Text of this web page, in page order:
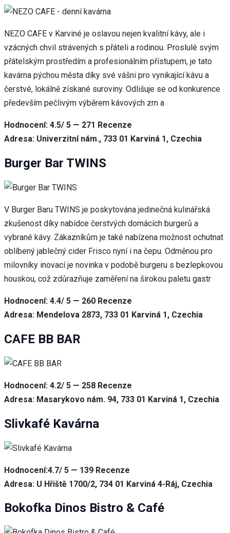
NEZO CAFE v Karviné je oslavou nejen kvalitní kávy, ale i
vzácných chvil strávených s přáteli a rodinou. Proslulé svým
přátelským prostředím a profesionálním přístupem, je tato
kavárna pýchou města díky své vášni pro vynikající kávu a
čerstvé, lokálně získané suroviny. Odlišuje se od konkurence
především pečlivým výběrem kávových zrn a
Hodnocení: 4.5/ 5 — 271 Recenze
Adresa: Univerzitní nám., 733 01 Karviná 1, Czechia
Burger Bar TWINS
V Burger Baru TWINS je poskytována jedinečná kulinářská
zkušenost díky nabídce čerstvých domácích burgerů a
vybrané kávy. Zákazníkům je také nabízena možnost ochutnat
oblíbený jablečný cider Frisco nyní i na čepu. Odměnou pro
milovníky inovací je novinka v podobě burgeru s bezlepkovou
houskou, což zdůrazňuje zaměření na širokou paletu gastr
Hodnocení: 4.4/ 5 — 260 Recenze
Adresa: Mendelova 2873, 733 01 Karviná 1, Czechia
CAFE BB BAR
Hodnocení: 4.2/ 5 — 258 Recenze
Adresa: Masarykovo nám. 94, 733 01 Karviná 1, Czechia
Slivkafé Kavárna
Hodnocení:4.7/ 5 — 139 Recenze
Adresa: U Hřiště 1700/2, 734 01 Karviná 4-Ráj, Czechia
Bokofka Dinos Bistro & Café